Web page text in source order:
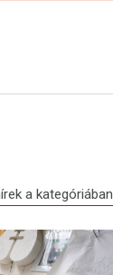
a kategóriában